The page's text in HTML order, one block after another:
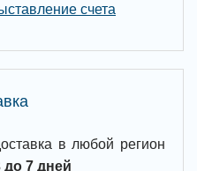
счета
в любой регион
до 7 дней